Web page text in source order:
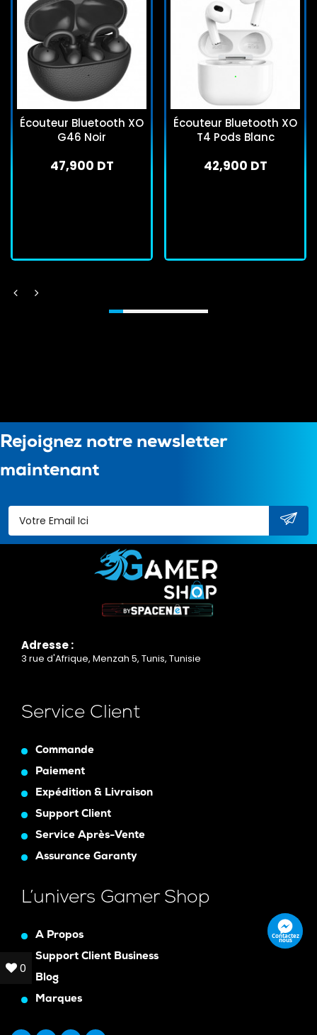
Écouteur Bluetooth XO
G46 Noir
47,900 DT
Écouteur Bluetooth XO
T4 Pods Blanc
42,900 DT
Rejoignez notre newsletter
maintenant
Adresse :
3 rue d'Afrique, Menzah 5, Tunis, Tunisie
Service Client
Commande
Paiement
Expédition & Livraison
Support Client
Service Après-Vente
Assurance Garanty
L’univers Gamer Shop
A Propos
Support Client Business
Blog
Marques
Contactez
nous
0
0